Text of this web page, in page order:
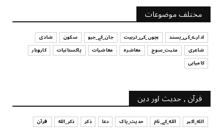
آپ کا فیصلہ کرنے کا انداز
July 29, 2026
مختلف موضوعات
ادارے_کی_پسند بچوں_کی_تربیت جان_کے_جیو سکون
شادی
شاعری
مثبت_سوچ معاشرہ معاشیات پاکستانیات
کاروبار
کامیابی
قرآن , حدیث اور دین
الله_اکبر الله_کے_نام حدیث_پاک دعا ذکر ذکر_الله
قرآن